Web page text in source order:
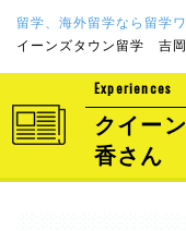
留学、海外留学なら留学
イーンズタウン留学 吉
Experiences
クイー
香さん